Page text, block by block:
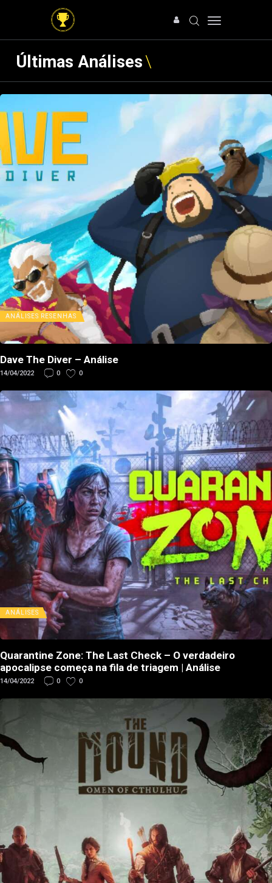
NOTÍCIAS
ARTIGOS
ANÁLISES
OFERTAS
SOBRE NÓS
Últimas Análises
ANÁLISES RESENHAS
Dave The Diver – Análise
14/04/2022 0 0
ANÁLISES
Quarantine Zone: The Last Check – O verdadeiro
apocalipse começa na fila de triagem | Análise
14/04/2022 0 0